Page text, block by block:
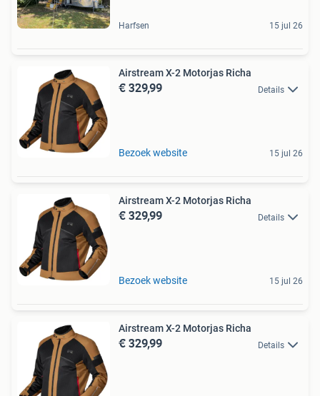
Harfsen 15 jul 26
Airstream X-2 Motorjas Richa
€ 329,99 Details
Bezoek website 15 jul 26
Airstream X-2 Motorjas Richa
€ 329,99 Details
Bezoek website 15 jul 26
Airstream X-2 Motorjas Richa
€ 329,99 Details